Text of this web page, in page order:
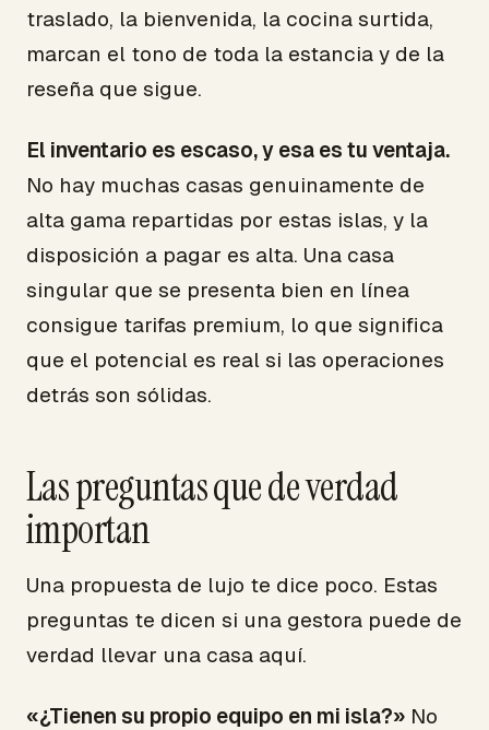
traslado, la bienvenida, la cocina surtida,
marcan el tono de toda la estancia y de la
reseña que sigue.
El inventario es escaso, y esa es tu ventaja.
No hay muchas casas genuinamente de
alta gama repartidas por estas islas, y la
disposición a pagar es alta. Una casa
singular que se presenta bien en línea
consigue tarifas premium, lo que significa
que el potencial es real si las operaciones
detrás son sólidas.
Las preguntas que de verdad
importan
Una propuesta de lujo te dice poco. Estas
preguntas te dicen si una gestora puede de
verdad llevar una casa aquí.
«¿Tienen su propio equipo en mi isla?» No